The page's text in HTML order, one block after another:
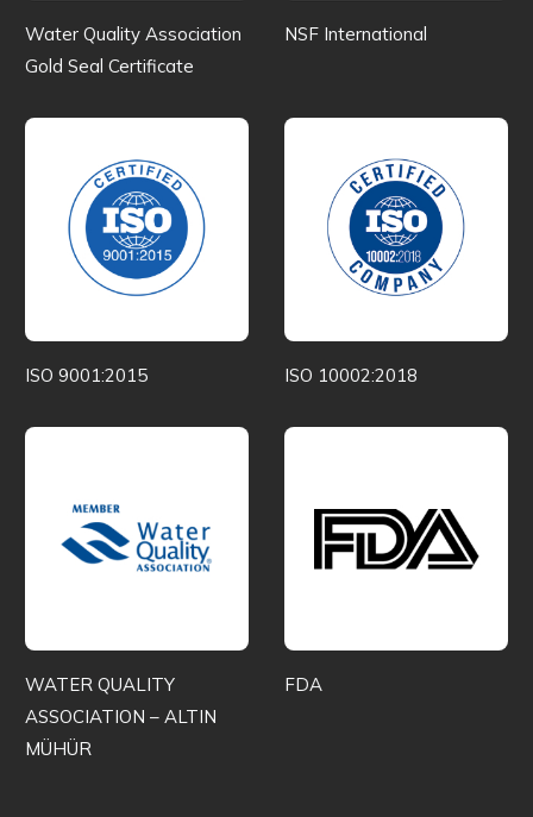
Water Quality Association
Gold Seal Certificate
NSF International
ISO 9001:2015 ISO 10002:2018
WATER QUALITY
ASSOCIATION – ALTIN
MÜHÜR
FDA